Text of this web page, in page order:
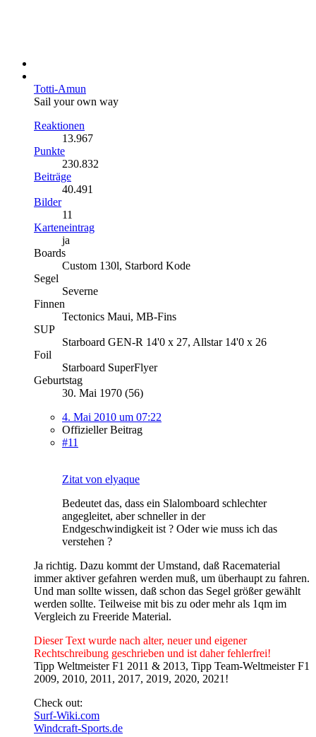
Totti-Amun
Sail your own way
Reaktionen
13.967
Punkte
230.832
Beiträge
40.491
Bilder
11
Karteneintrag
ja
Boards
Custom 130l, Starbord Kode
Segel
Severne
Finnen
Tectonics Maui, MB-Fins
SUP
Starboard GEN-R 14'0 x 27, Allstar 14'0 x 26
Foil
Starboard SuperFlyer
Geburtstag
30. Mai 1970 (56)
4. Mai 2010 um 07:22
Offizieller Beitrag
#11
Zitat von elyaque
Bedeutet das, dass ein Slalomboard schlechter
angegleitet, aber schneller in der
Endgeschwindigkeit ist ? Oder wie muss ich das
verstehen ?
Ja richtig. Dazu kommt der Umstand, daß Racematerial
immer aktiver gefahren werden muß, um überhaupt zu fahren.
Und man sollte wissen, daß schon das Segel größer gewählt
werden sollte. Teilweise mit bis zu oder mehr als 1qm im
Vergleich zu Freeride Material.
Dieser Text wurde nach alter, neuer und eigener
Rechtschreibung geschrieben und ist daher fehlerfrei!
Tipp Weltmeister F1 2011 & 2013, Tipp Team-Weltmeister F1
2009, 2010, 2011, 2017, 2019, 2020, 2021!
Check out:
Surf-Wiki.com
Windcraft-Sports.de